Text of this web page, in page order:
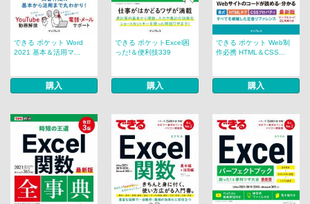
できる ポケット Word
2021 基本＆活用マ...
購入
できる ポケットExcel困
った!＆便利技339
購入
できる ポケット Web制
作必携 HTML＆CSS...
購入